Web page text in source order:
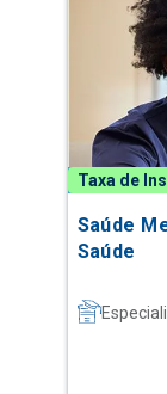
Taxa de
Saúde
Saúde